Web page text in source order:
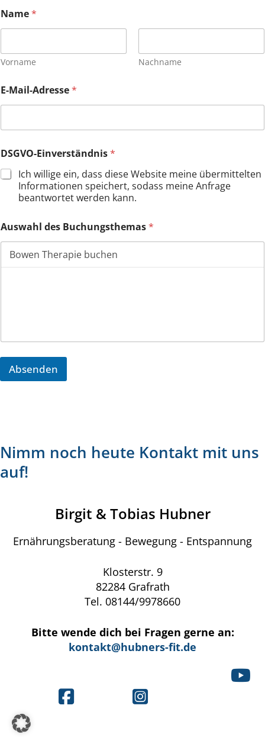
Name*
Vorname Nachname
E-Mail-Adresse*
DSGVO-Einverständnis*
Ich willige ein, dass diese Website meine übermittelten
Informationen speichert, sodass meine Anfrage
beantwortet werden kann.
*
*
Auswahl des Buchungsthemas*
Absenden
Nimm noch heute Kontakt mit uns
auf!
Birgit & Tobias Hubner
Ernährungsberatung - Bewegung - Entspannung
Klosterstr. 9
82284 Grafrath
Tel. 08144/9978660
Bitte wende dich bei Fragen gerne an:
kontakt@hubners-fit.de
Link
Link zum Facebookprofil von Hubner's Fit
Link zum Instagramkanal